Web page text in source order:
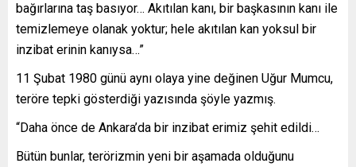
bağırlarına taş basıyor… Akıtılan kanı, bir başkasının kanı ile
temizlemeye olanak yoktur; hele akıtılan kan yoksul bir
inzibat erinin kanıysa…”
11 Şubat 1980 günü aynı olaya yine değinen Uğur Mumcu,
teröre tepki gösterdiği yazısında şöyle yazmış.
“Daha önce de Ankara’da bir inzibat erimiz şehit edildi…
Bütün bunlar, terörizmin yeni bir aşamada olduğunu